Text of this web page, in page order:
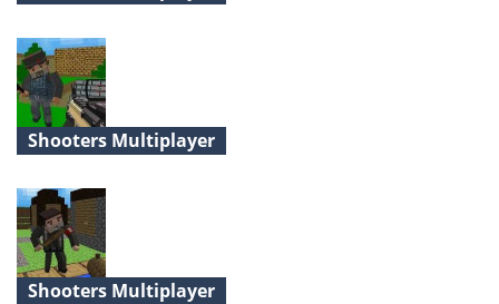
Shooters Multiplayer
Shooters Multiplayer